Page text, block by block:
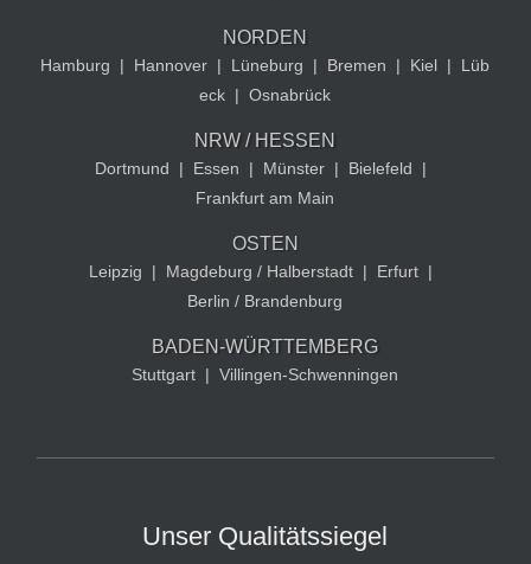
NORDEN
Hamburg | Hannover | Lüneburg | Bremen | Kiel |
Lüb
eck | Osnabrück
NRW / HESSEN
Dortmund | Essen | Münster | Bielefeld
|
Frankfurt am Main
OSTEN
Leipzig | Magdeburg / Halberstadt | Erfurt |
Berlin / Brandenburg
BADEN-WÜRTTEMBERG
Stuttgart | Villingen-Schwenningen
Unser Qualitätssiegel